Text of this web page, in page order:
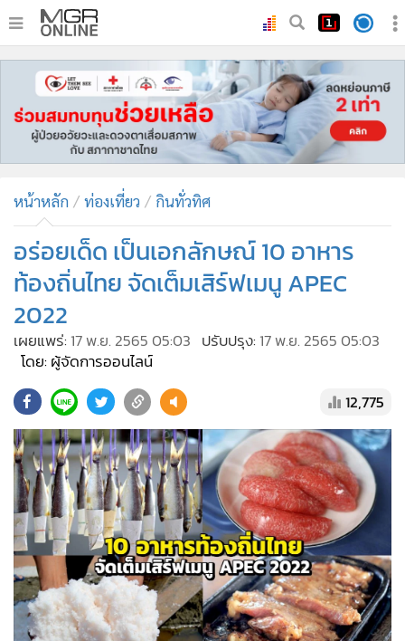
หน้าหลัก
ทันเหตุการณ์
• ภาคใต้
• บันเทิง
ผู้จัดการรายวัน
• คอลัมนิสต์
• ละคร
• CbizReview
• Cyber BIZ
• Good health & Well-being
• Green Innovation & SD
• Management & HR
• MGR Live
• Infographic
• การเมือง
• ท่องเที่ยว
• กีฬา
• ต่างประเทศ
หน้าหลัก ท่องเที่ยว กินทั่วทิศ
อร่อยเด็ด เป็นเอกลักษณ์ 10 อาหาร
ท้องถิ่นไทย จัดเต็มเสิร์ฟเมนู APEC
2022
เผยแพร่: 17 พ.ย. 2565 05:03 ปรับปรุง: 17 พ.ย. 2565 05:03
โดย: ผู้จัดการออนไลน์
12,775